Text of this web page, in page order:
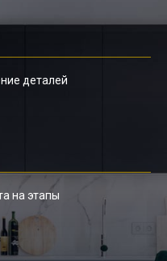
деталей
на этапы